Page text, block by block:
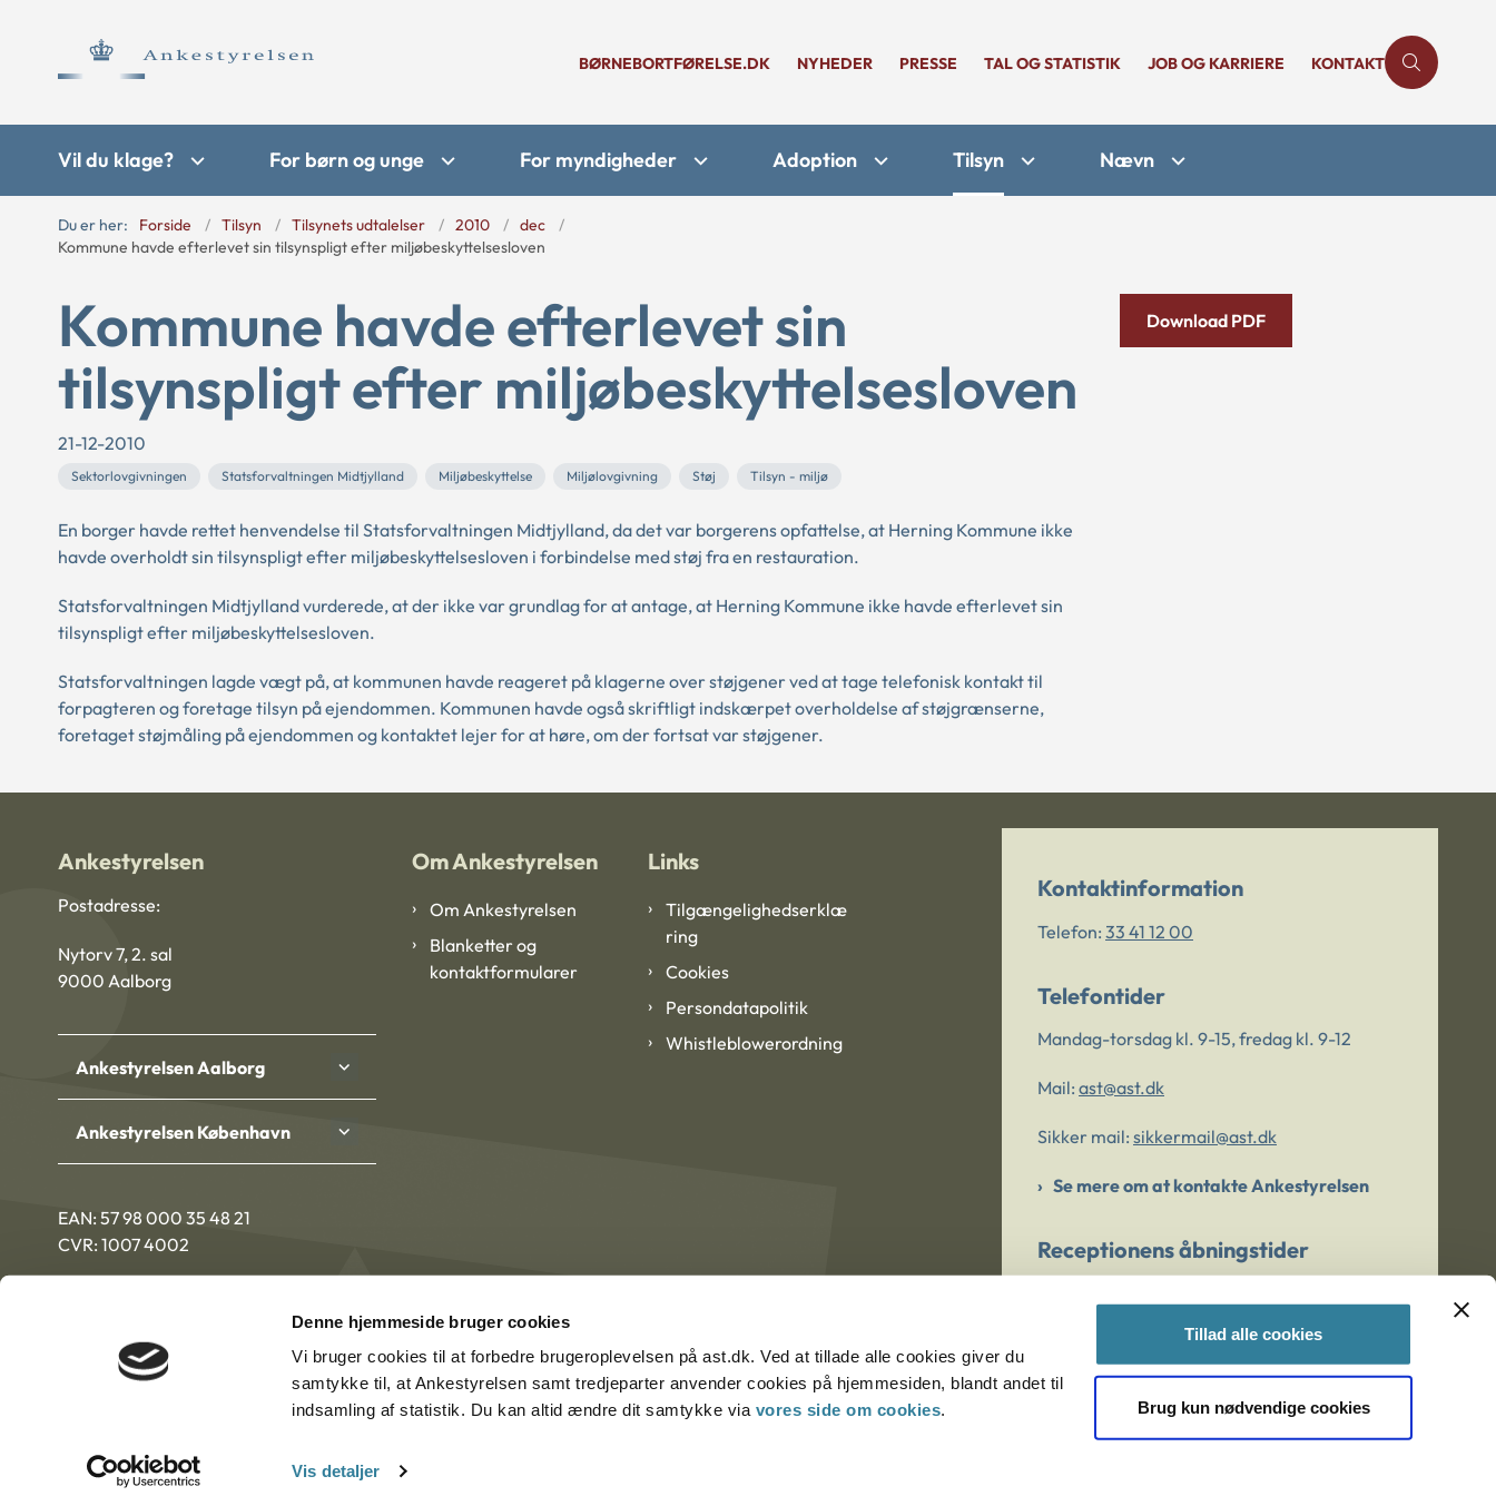
Denne hjemmeside bruger cookies
Vi bruger cookies til at forbedre brugeroplevelsen på ast.dk. Ved at tillade alle cookies giver du
samtykke til, at Ankestyrelsen samt tredjeparter anvender cookies på hjemmesiden, blandt andet til
indsamling af statistik. Du kan altid ændre dit samtykke via vores side om cookies.
Vis detaljer
Tillad alle cookies
Brug kun nødvendige cookies
BØRNEBORTFØRELSE.DK NYHEDER PRESSE TAL OG STATISTIK JOB OG KARRIERE KONTAKT
Vil du klage? For børn og unge For myndigheder Adoption Tilsyn Nævn
Du er her: Forside Tilsyn Tilsynets udtalelser 2010
dec
Kommune havde efterlevet sin tilsynspligt efter miljøbeskyttelsesloven
Kommune havde efterlevet sin
tilsynspligt efter miljøbeskyttelsesloven
21-12-2010
Sektorlovgivningen Statsforvaltningen Midtjylland Miljøbeskyttelse Miljølovgivning Støj Tilsyn - miljø
En borger havde rettet henvendelse til Statsforvaltningen Midtjylland, da det var borgerens opfattelse, at Herning Kommune ikke
havde overholdt sin tilsynspligt efter miljøbeskyttelsesloven i forbindelse med støj fra en restauration.
Statsforvaltningen Midtjylland vurderede, at der ikke var grundlag for at antage, at Herning Kommune ikke havde efterlevet sin
tilsynspligt efter miljøbeskyttelsesloven.
Statsforvaltningen lagde vægt på, at kommunen havde reageret på klagerne over støjgener ved at tage telefonisk kontakt til
forpagteren og foretage tilsyn på ejendommen. Kommunen havde også skriftligt indskærpet overholdelse af støjgrænserne,
foretaget støjmåling på ejendommen og kontaktet lejer for at høre, om der fortsat var støjgener.
Download PDF
Ankestyrelsen
Postadresse:
Nytorv 7, 2. sal
9000 Aalborg
Ankestyrelsen Aalborg
Ankestyrelsen København
EAN: 57 98 000 35 48 21
CVR: 1007 4002
Om Ankestyrelsen
Om Ankestyrelsen
Blanketter og
kontaktformularer
Links
Tilgængelighedserklæ
ring
Cookies
Persondatapolitik
Whistleblowerordning
Kontaktinformation
Telefon: 33 41 12 00
Telefontider
Mandag-torsdag kl. 9-15, fredag kl. 9-12
Mail: ast@ast.dk
Sikker mail: sikkermail@ast.dk
Se mere om at kontakte Ankestyrelsen
Receptionens åbningstider
Er du bekymret for et barn/en ung?